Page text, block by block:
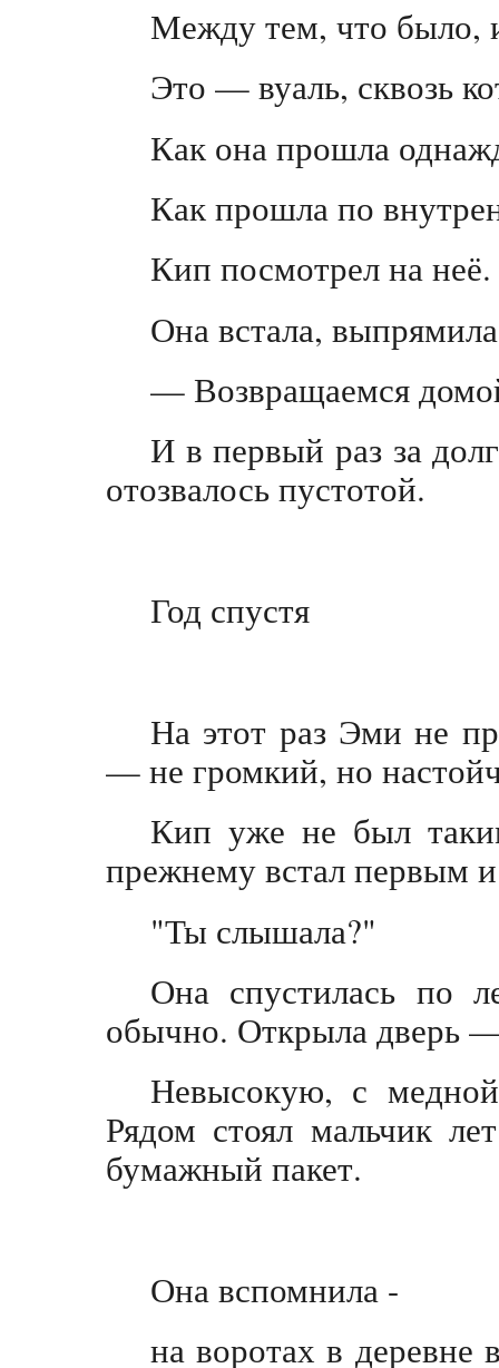
Между тем, что было,
Это — вуаль, сквозь
Как она прошла
Как прошла по
Кип посмотрел на неё.
Она встала,
— Возвращаемся
И в первый раз за
отозвалось пустотой.
Год спустя
На этот раз Эми не
— не громкий, но
Кип уже не был
прежнему встал первым
"Ты слышала?"
Она спустилась по
обычно. Открыла дверь
Невысокую, с
Рядом стоял мальчик
бумажный пакет.
Она вспомнила -
на воротах в деревне